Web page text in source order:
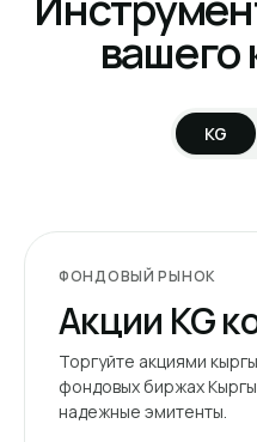
вашего
KG
ФОНДОВЫЙ РЫНОК
Акции KG
Торгуйте акциями
фондовых биржах
надежные эмитенты.